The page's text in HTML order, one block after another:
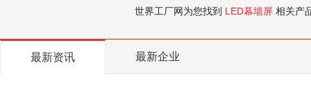
世界工厂网为您找到 LED幕墙屏 相关产
最新资讯 最新企业